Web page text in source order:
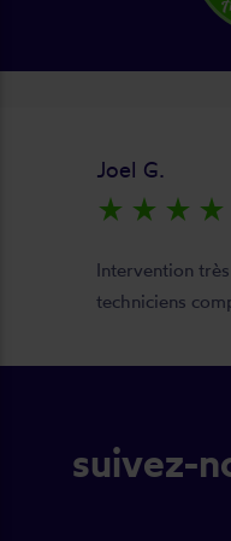
Joel G.
star_rate star_rate star_rate star_rate
Intervention
techniciens
suivez-